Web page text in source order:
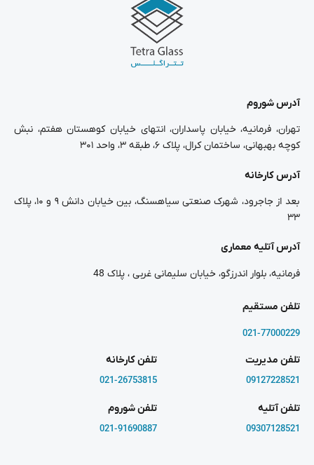
آدرس شوروم
تهران، فرمانیه، خیابان پاسداران، انتهای خیابان کوهستان هفتم، نبش
کوچه بهبهانی، ساختمان کرال، پلاک ۶، طبقه ۳، واحد ۳۰۱
آدرس کارخانه
بعد از جاجرود، شهرک صنعتی سیاهسنگ، بین خیابان دانش ۹ و ۱۰، پلاک
۳۳
آدرس آتلیه معماری
فرمانیه، بلوار اندرزگو، خیابان سلیمانی غربی ، پلاک 48
تلفن مستقیم
021-77000229
تلفن مدیریت
09127228521
تلفن کارخانه
021-26753815
تلفن آتلیه
09307128521
تلفن شوروم
021-91690887